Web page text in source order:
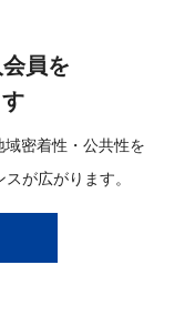
員を
密着性・公共性を
が広がります。